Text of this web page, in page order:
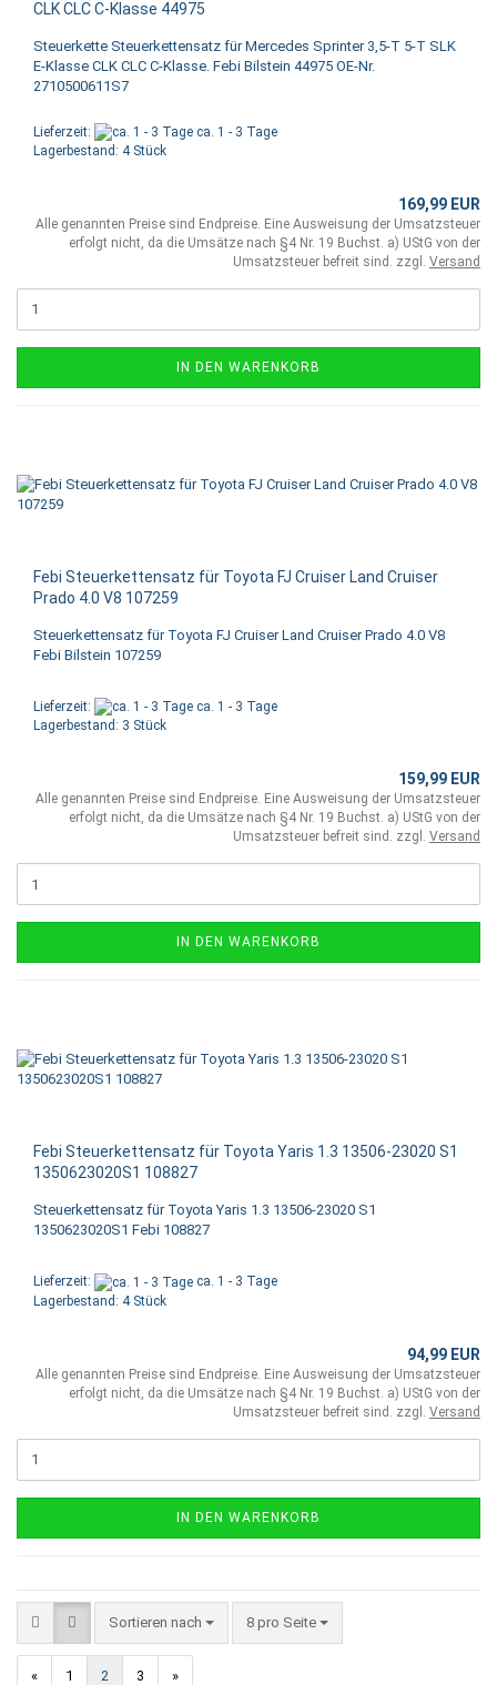
CLK CLC C-Klasse 44975
Steuerkette Steuerkettensatz für Mercedes Sprinter 3,5-T 5-T SLK
E-Klasse CLK CLC C-Klasse. Febi Bilstein 44975 OE-Nr.
2710500611S7
Lieferzeit:
ca. 1 - 3 Tage
Lagerbestand: 4 Stück
169,99 EUR
Alle genannten Preise sind Endpreise. Eine Ausweisung der Umsatzsteuer
erfolgt nicht, da die Umsätze nach §4 Nr. 19 Buchst. a) UStG von der
Umsatzsteuer befreit sind. zzgl. Versand
IN DEN WARENKORB
Febi Steuerkettensatz für Toyota FJ Cruiser Land Cruiser
Prado 4.0 V8 107259
Steuerkettensatz für Toyota FJ Cruiser Land Cruiser Prado 4.0 V8
Febi Bilstein 107259
Lieferzeit:
ca. 1 - 3 Tage
Lagerbestand: 3 Stück
159,99 EUR
Alle genannten Preise sind Endpreise. Eine Ausweisung der Umsatzsteuer
erfolgt nicht, da die Umsätze nach §4 Nr. 19 Buchst. a) UStG von der
Umsatzsteuer befreit sind. zzgl. Versand
IN DEN WARENKORB
Febi Steuerkettensatz für Toyota Yaris 1.3 13506-23020 S1
1350623020S1 108827
Steuerkettensatz für Toyota Yaris 1.3 13506-23020 S1
1350623020S1 Febi 108827
Lieferzeit:
ca. 1 - 3 Tage
Lagerbestand: 4 Stück
94,99 EUR
Alle genannten Preise sind Endpreise. Eine Ausweisung der Umsatzsteuer
erfolgt nicht, da die Umsätze nach §4 Nr. 19 Buchst. a) UStG von der
Umsatzsteuer befreit sind. zzgl. Versand
IN DEN WARENKORB
Sortieren nach 8 pro Seite
« 1 2 3 »